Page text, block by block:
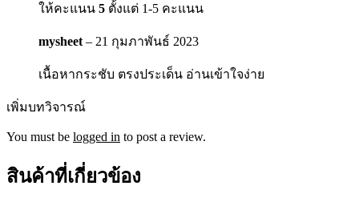
ให้คะแนน 5 ตั้งแต่ 1-5 คะแนน
mysheet – 21 กุมภาพันธ์ 2023
เนื้อหากระชับ ตรงประเด็น อ่านเข้าใจง่าย
เพิ่มบทวิจารณ์
You must be logged in to post a review.
สินค้าที่เกี่ยวข้อง